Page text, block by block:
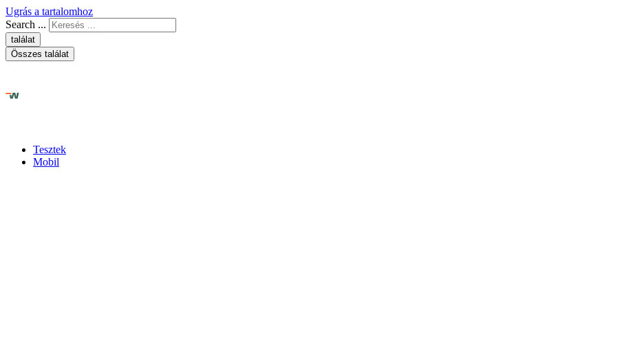
Ugrás a tartalomhoz
Search ...
találat
Összes találat
Tesztek
Mobil